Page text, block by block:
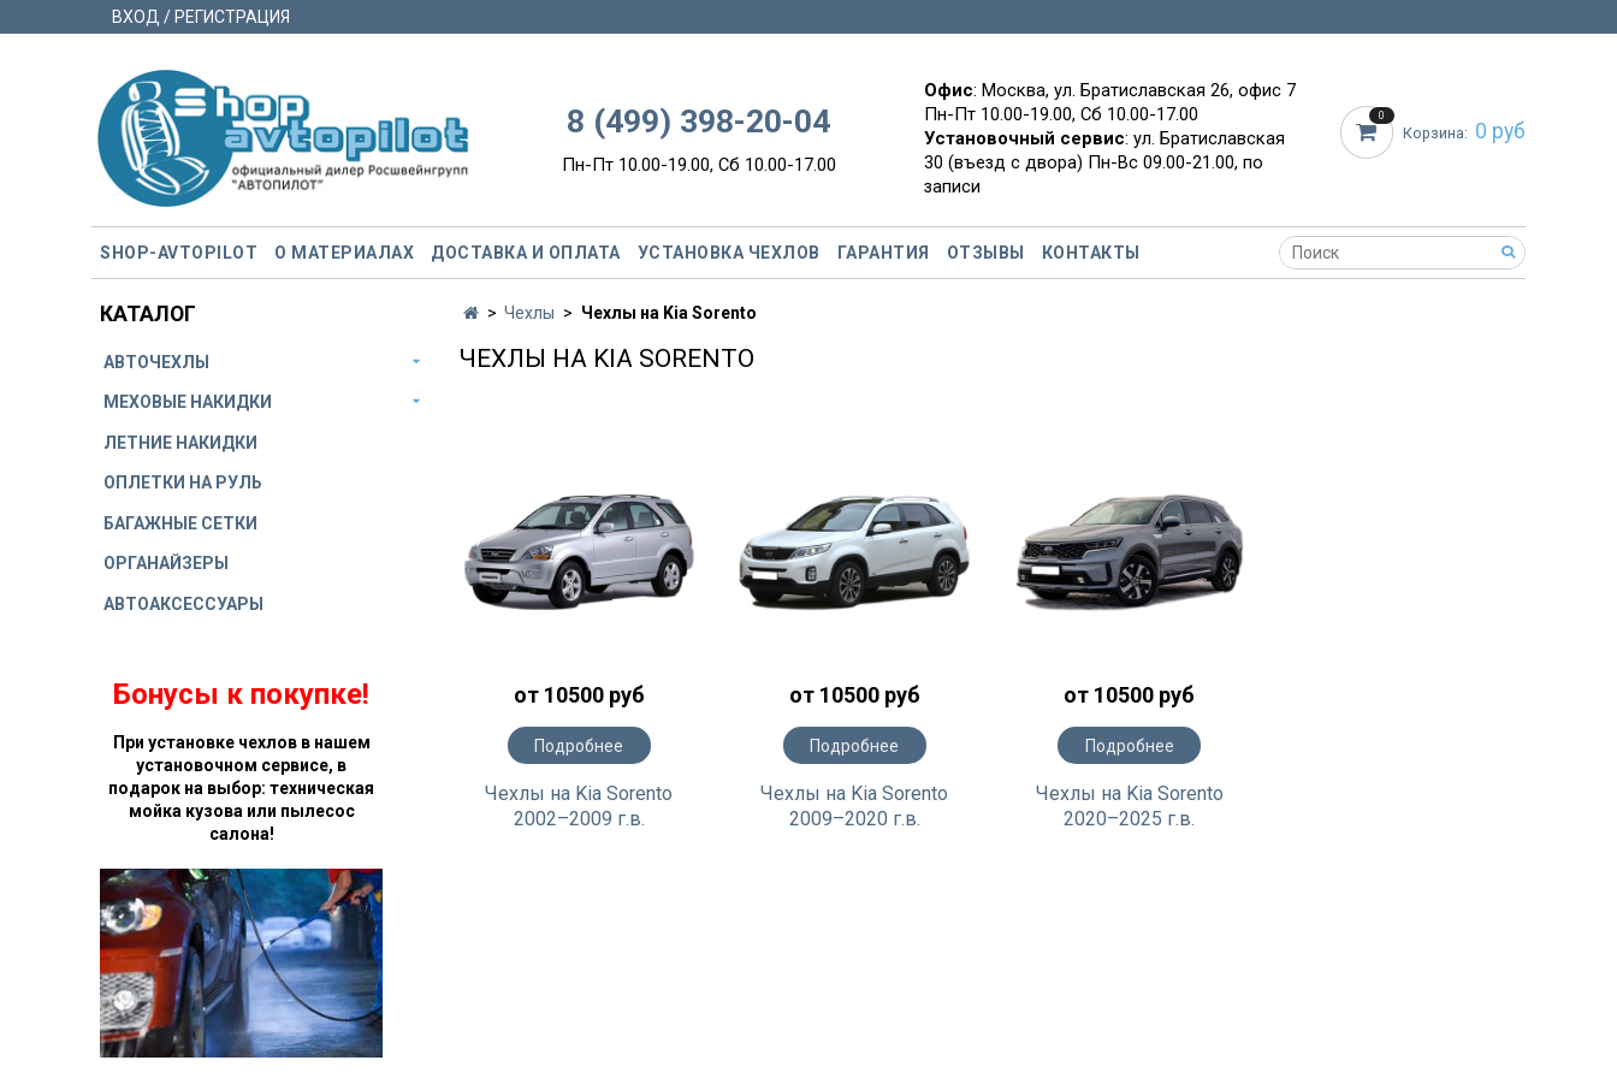
ВХОД / РЕГИСТРАЦИЯ
8 (499) 398-20-04
Пн-Пт 10.00-19.00, Сб 10.00-17.00
Офис: Москва, ул. Братиславская 26, офис 7
Пн-Пт 10.00-19.00, Сб 10.00-17.00
Установочный сервис: ул. Братиславская
30 (въезд с двора) Пн-Вс 09.00-21.00, по
записи
0
Корзина: 0 руб
SHOP-AVTOPILOT О МАТЕРИАЛАХ ДОСТАВКА И ОПЛАТА УСТАНОВКА ЧЕХЛОВ ГАРАНТИЯ ОТЗЫВЫ КОНТАКТЫ
Чехлы Чехлы на Kia Sorento
ЧЕХЛЫ НА KIA SORENTO
от 10500 руб
Подробнее
Чехлы на Kia Sorento
2002–2009 г.в.
от 10500 руб
Подробнее
Чехлы на Kia Sorento
2009–2020 г.в.
от 10500 руб
Подробнее
Чехлы на Kia Sorento
2020–2025 г.в.
КАТАЛОГ
АВТОЧЕХЛЫ
МЕХОВЫЕ НАКИДКИ
ЛЕТНИЕ НАКИДКИ
ОПЛЕТКИ НА РУЛЬ
БАГАЖНЫЕ СЕТКИ
ОРГАНАЙЗЕРЫ
АВТОАКСЕССУАРЫ
Бонусы к покупке!
При установке чехлов в нашем
установочном сервисе, в
подарок на выбор: техническая
мойка кузова или пылесос
салона!